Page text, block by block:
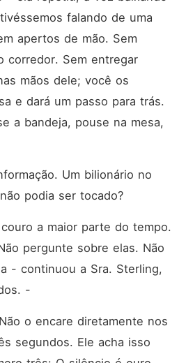
falando de uma
apertos de mão. Sem
corredor. Sem entregar
mãos dele; você os
e dará um passo para trás.
a bandeja, pouse na mesa,
Um bilionário no
podia ser tocado?
a maior parte do tempo.
pergunte sobre elas. Não
- continuou a Sra. Sterling,
-
o encare diretamente nos
segundos. Ele acha isso